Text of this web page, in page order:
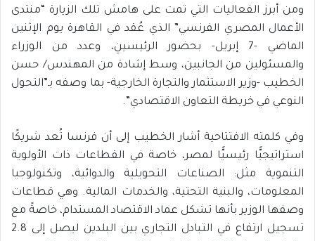
ومن أبرز الفعاليات التي تمت على هامش تلك الزيارة “منتدى
الأعمال المصري الفرنسي” الذي عُقد في القاهرة يوم الإثنين
الماضي -7 إبريل- بحضور الرئيسينِ، وعدد من الوزراء
والمسئولين من الجانبين، وسط إشادة من المهندس/ حسن
الخطيب -وزير الاستثمار والتجارة الخارجية- بما وصفه بـ”التحول
النوعي في خريطة التعاون الاقتصادي”.
وفي كلمته الافتتاحية أشار الخطيب إلى أن فرنسا تُعد شريكًا
استراتيجيًّا رئيسيًّا لمصر، خاصة في القطاعات ذات الأولوية
التنموية مثل: الصناعات التحويلية والدوائية، وتكنولوجيا
المعلومات، والبنية التحتية، والخدمات المالية. وهي قطاعات
وصفها الوزير بأنها تشكل عماد الاقتصاد المستدام، خاصةً مع
تسجيل ارتفاع في التبادل التجاري بين البلدين ليصل إلى 2.8